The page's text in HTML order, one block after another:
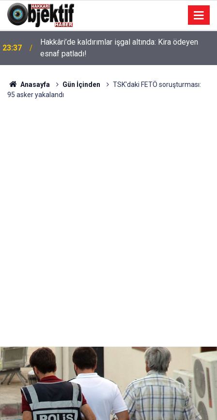
23:37
Hakkâri’de kaldırımlar işgal altında: Kira ödeyen
esnaf patladı!
Anasayfa Gün İçinden
TSK'daki FETÖ soruşturması:
95 asker yakalandı